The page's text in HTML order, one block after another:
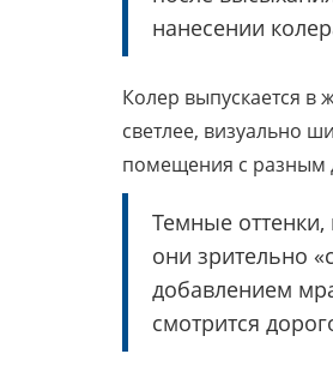
нанесении
Колер выпускается в
светлее, визуально
помещения с разным
Темные
они зрительно
добавлением
смотрится